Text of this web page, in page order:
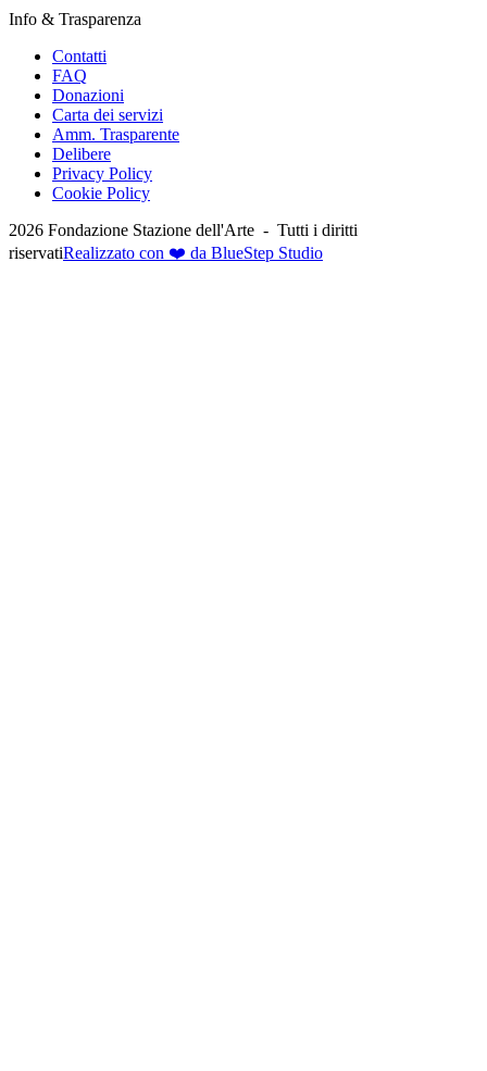
Info & Trasparenza
Contatti
FAQ
Donazioni
Carta dei servizi
Amm. Trasparente
Delibere
Privacy Policy
Cookie Policy
2026 Fondazione Stazione dell'Arte - Tutti i diritti
riservatiRealizzato con ❤️ da BlueStep Studio